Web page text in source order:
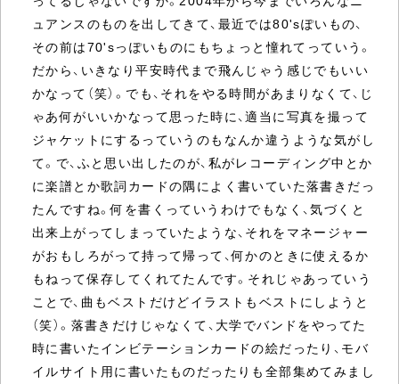
ュアンスのものを出してきて、最近では80'sぽいもの、
その前は70'sっぽいものにもちょっと憧れてっていう。
だから、いきなり平安時代まで飛んじゃう感じでもいい
かなって（笑）。でも、それをやる時間があまりなくて、じ
ゃあ何がいいかなって思った時に、適当に写真を撮って
ジャケットにするっていうのもなんか違うような気がし
て。で、ふと思い出したのが、私がレコーディング中とか
に楽譜とか歌詞カードの隅によく書いていた落書きだっ
たんですね。何を書くっていうわけでもなく、気づくと
出来上がってしまっていたような、それをマネージャー
がおもしろがって持って帰って、何かのときに使えるか
もねって保存してくれてたんです。それじゃあっていう
ことで、曲もベストだけどイラストもベストにしようと
（笑）。落書きだけじゃなくて、大学でバンドをやってた
時に書いたインビテーションカードの絵だったり、モバ
イルサイト用に書いたものだったりも全部集めてみまし